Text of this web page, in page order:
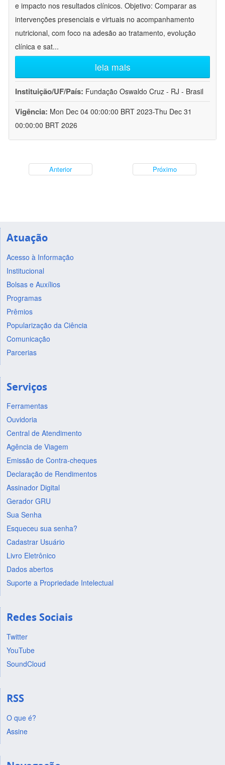
e impacto nos resultados clínicos. Objetivo: Comparar as
intervenções presenciais e virtuais no acompanhamento
nutricional, com foco na adesão ao tratamento, evolução
clínica e sat...
leia mais
Instituição/UF/País: Fundação Oswaldo Cruz - RJ - Brasil
Vigência: Mon Dec 04 00:00:00 BRT 2023-Thu Dec 31
00:00:00 BRT 2026
Anterior Próximo
Atuação
Acesso à Informação
Institucional
Bolsas e Auxílios
Programas
Prêmios
Popularização da Ciência
Comunicação
Parcerias
Serviços
Ferramentas
Ouvidoria
Central de Atendimento
Agência de Viagem
Emissão de Contra-cheques
Declaração de Rendimentos
Assinador Digital
Gerador GRU
Sua Senha
Esqueceu sua senha?
Cadastrar Usuário
Livro Eletrônico
Dados abertos
Suporte a Propriedade Intelectual
Redes Sociais
Twitter
YouTube
SoundCloud
RSS
O que é?
Assine